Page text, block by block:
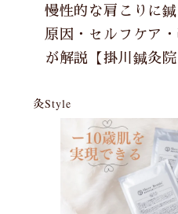
慢性的な肩こりに
原因・セルフケア
が解説【掛川鍼灸院
灸Style